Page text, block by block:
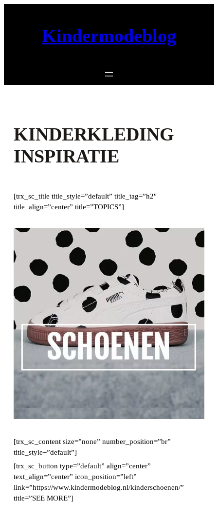
Kindermodeblog
KINDERKLEDING
INSPIRATIE
[trx_sc_title title_style=”default” title_tag=”h2″
title_align=”center” title=”TOPICS”]
[trx_sc_content size=”none” number_position=”br”
title_style=”default”]
[trx_sc_button type=”default” align=”center”
text_align=”center” icon_position=”left”
link=”https://www.kindermodeblog.nl/kinderschoenen/”
title=”SEE MORE”]